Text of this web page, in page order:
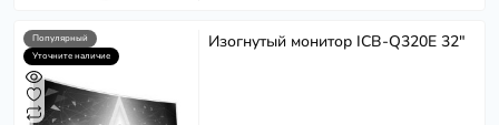
Популярный
Уточните наличие
Изогнутый монитор ICB-Q320E 32"